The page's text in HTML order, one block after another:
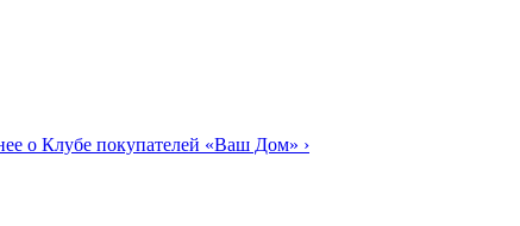
о Клубе покупателей «Ваш Дом» ›